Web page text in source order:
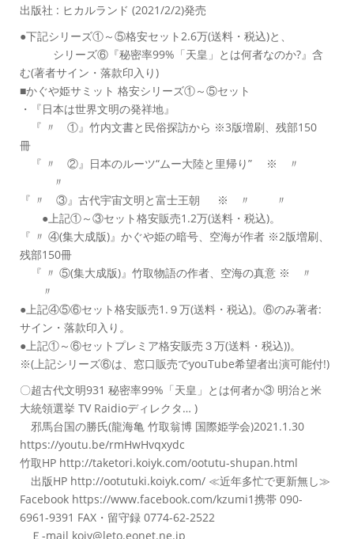
出版社 : ヒカルランド (2021/2/2)発売
●下記シリーズ①～⑤格安セット2.6万(送料・税込)と、
シリーズ⑥『秘密率99%「天皇」とは何者なのか?』含
む(著者サイン・落款印入り)
■かぐや姫サミット 格安シリーズ①～⑤セット
・『日本は世界文明の発祥地』
『 〃 ①』竹内文書と民俗探訪から ※3版増刷、残部150
冊
『 〃 ②』日本のルーツ“ムー大陸と里帰り” ※ 〃
〃
『 〃 ③』古代宇宙文明と富士王朝 ※ 〃 〃
●上記①～③セット格安販売1.2万(送料・税込)。
『 〃 ④(集大成版)』かぐや姫の暗号、空海が作者 ※2版増刷、
残部150冊
『 〃 ⑤(集大成版)』竹取物語の作者、空海の真意 ※ 〃
〃
●上記④⑤⑥セット格安販売1.９万(送料・税込)。⑥のみ著者:
サイン・落款印入り。
●上記①～⑥セットプレミア格安販売３万(送料・税込))。
※(上記シリーズ⑥は、窓口販売でyouTube希望者出演可能付!)
〇超古代文明931 秘密率99%「天皇」とは何者か③ 明治と米
大統領選挙 TV Raidioディレクタ… )
邪馬台国の勝氏(龍海亀 竹取翁博 国際姫学会)2021.1.30
https://youtu.be/rmHwHvqxydc
竹取HP http://taketori.koiyk.com/ootutu-shupan.html
出版HP http://ootutuki.koiyk.com/ ≪近年多忙で更新無し≫
Facebook https://www.facebook.com/kzumi1携帯 090-
6961-9391 FAX・留守録 0774-62-2522
Ｅ-mail koiy@leto.eonet.ne.jp